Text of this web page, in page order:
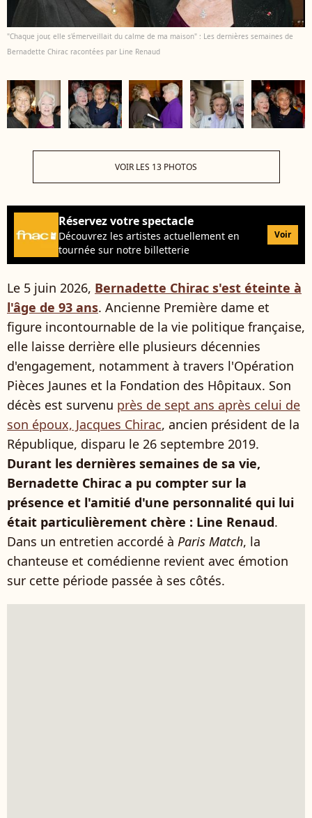
"Chaque jour, elle s'émerveillait du calme de ma maison" : Les dernières semaines de
Bernadette Chirac racontées par Line Renaud
VOIR LES 13 PHOTOS
Réservez votre spectacle
Découvrez les artistes actuellement en
tournée sur notre billetterie
Voir
Le 5 juin 2026, Bernadette Chirac s'est éteinte à
l'âge de 93 ans. Ancienne Première dame et
figure incontournable de la vie politique française,
elle laisse derrière elle plusieurs décennies
d'engagement, notamment à travers l'Opération
Pièces Jaunes et la Fondation des Hôpitaux. Son
décès est survenu près de sept ans après celui de
son époux, Jacques Chirac, ancien président de la
République, disparu le 26 septembre 2019.
Durant les dernières semaines de sa vie,
Bernadette Chirac a pu compter sur la
présence et l'amitié d'une personnalité qui lui
était particulièrement chère : Line Renaud.
Dans un entretien accordé à Paris Match, la
chanteuse et comédienne revient avec émotion
sur cette période passée à ses côtés.